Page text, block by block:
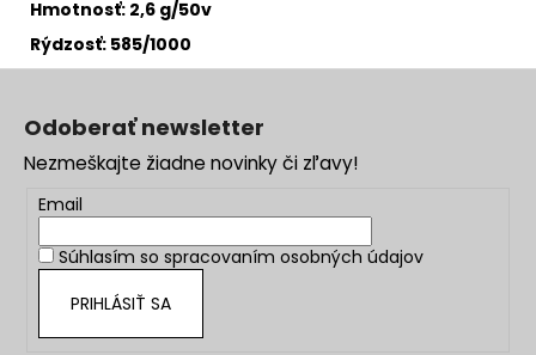
Hmotnosť: 2,6 g/50v
Rýdzosť: 585/1000
Odoberať newsletter
Nezmeškajte žiadne novinky či zľavy!
Email
Súhlasím so spracovaním osobných údajov
PRIHLÁSIŤ SA